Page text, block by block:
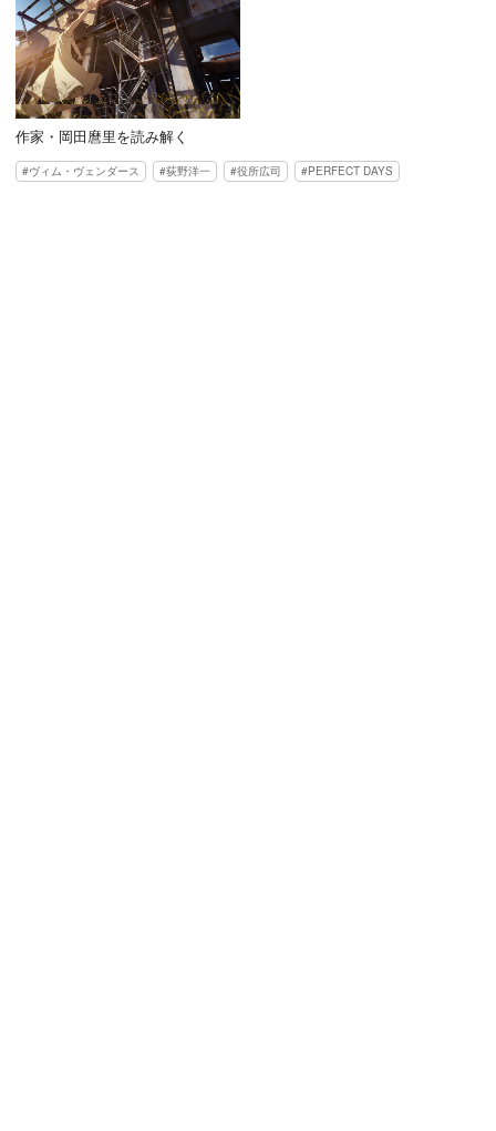
作家・岡田麿里を読み解く
ヴィム・ヴェンダース 荻野洋一 役所広司 PERFECT DAYS